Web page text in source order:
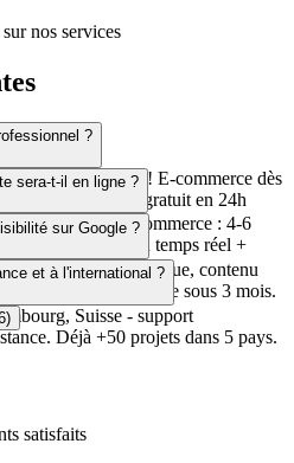
nos services
?
vitrine complet ! E-commerce dès
dès 4500€. Devis gratuit en 24h
sera-t-il en ligne ?
3 semaines. E-commerce : 4-6
semaines. Suivi en temps réel +
sur Google ?
Optimisation technique, contenu
de trafic en moyenne sous 3 mois.
et à l'international ?
Suisse - support
Déjà +50 projets dans 5 pays.
satisfaits